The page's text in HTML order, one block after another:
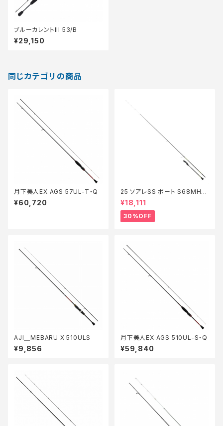
ブルーカレントIII 53/B
¥29,150
同じカテゴリの商品
月下美人EX AGS 57UL-T・Q
¥60,720
25 ソアレSS ボート S68MHS
【特価竿】【30】
¥18,111
30%OFF
AJI＿MEBARU X 510ULS
¥9,856
月下美人EX AGS 510UL-S・Q
¥59,840